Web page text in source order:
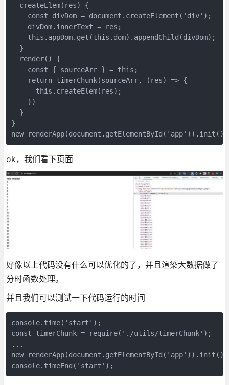
createElem(res) {
const divDom = document.createElement('div');
divDom.innerText = res;
this.appDom.get(this.dom).appendChild(divDom);
}
render() {
const { sourceArr } = this;
return timerChunk(sourceArr, (res) => {
this.createElem(res);
})
}
}
ok，我们看下页面
好像以上代码没有什么可以优化的了，并且渲染大数据做了
分时函数处理。
并且我们可以测试一下代码运行的时间
console.time('start');
const timerChunk = require('./utils/timerChunk');
...
new renderApp(document.getElementById('app')).init();